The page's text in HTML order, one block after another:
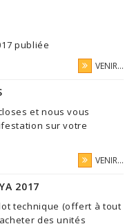
publiée
VENIR...
et nous vous
sur votre
VENIR...
2017
technique (offert à tout
des unités